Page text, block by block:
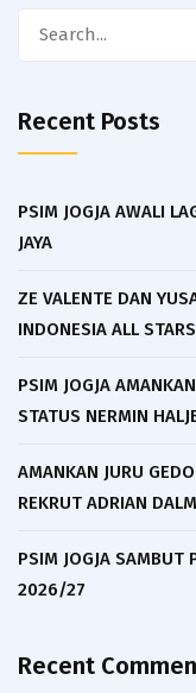
Recent Posts
PSIM JOGJA AWALI
JAYA
ZE VALENTE DAN
INDONESIA ALL
PSIM JOGJA
STATUS NERMIN
AMANKAN JURU
REKRUT ADRIAN
PSIM JOGJA SAMBUT
2026/27
Recent